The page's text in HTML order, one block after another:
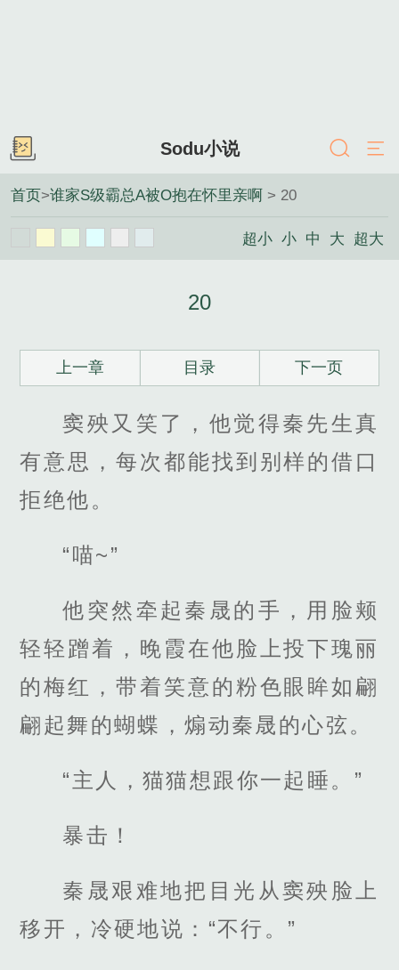
Sodu小说
首页>谁家S级霸总A被O抱在怀里亲啊 > 20
超小 小 中 大 超大
20
上一章 目录 下一页
窦殃又笑了，他觉得秦先生真
有意思，每次都能找到别样的借口
拒绝他。
“喵~”
他突然牵起秦晟的手，用脸颊
轻轻蹭着，晚霞在他脸上投下瑰丽
的梅红，带着笑意的粉色眼眸如翩
翩起舞的蝴蝶，煽动秦晟的心弦。
“主人，猫猫想跟你一起睡。”
暴击！
秦晟艰难地把目光从窦殃脸上
移开，冷硬地说：“不行。”